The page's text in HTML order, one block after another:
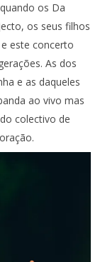
os Da
os seus filhos
este concerto
As dos
e as daqueles
ao vivo mas
colectivo de